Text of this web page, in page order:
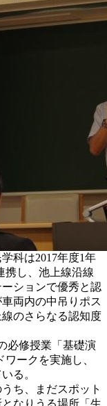
科は2017年度1年
携し、池上線沿線
ションで優秀と認
両内の中吊りポス
のさらなる認知度
必修授業「基礎演
ークを実施し、
る。
ち、まだスポット
なりうる場所「生